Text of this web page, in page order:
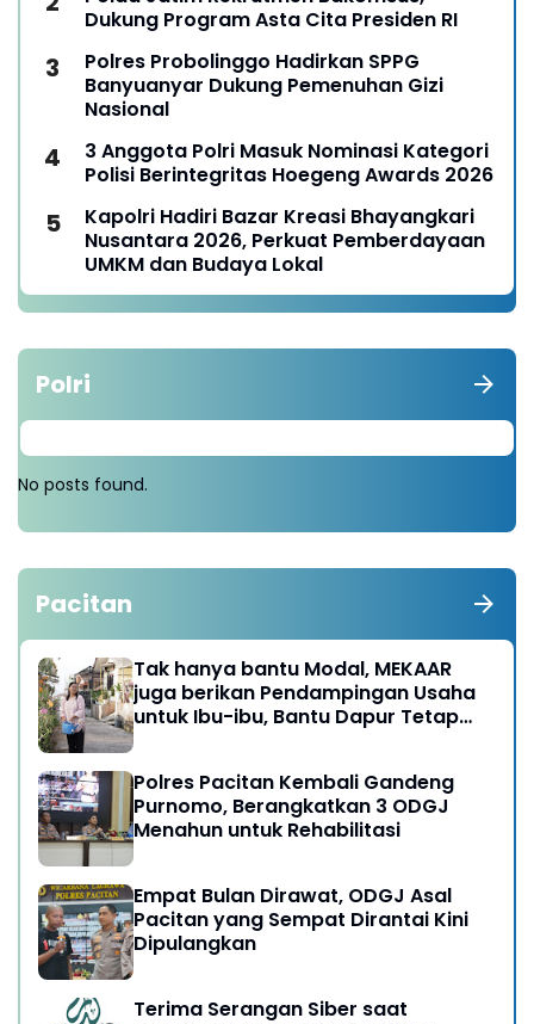
Dukung Program Asta Cita Presiden RI
Polres Probolinggo Hadirkan SPPG
Banyuanyar Dukung Pemenuhan Gizi
Nasional
3 Anggota Polri Masuk Nominasi Kategori
Polisi Berintegritas Hoegeng Awards 2026
Kapolri Hadiri Bazar Kreasi Bhayangkari
Nusantara 2026, Perkuat Pemberdayaan
UMKM dan Budaya Lokal
Polri
No posts found.
Pacitan
Tak hanya bantu Modal, MEKAAR
juga berikan Pendampingan Usaha
untuk Ibu-ibu, Bantu Dapur Tetap
Polres Pacitan Kembali Gandeng
Purnomo, Berangkatkan 3 ODGJ
Menahun untuk Rehabilitasi
Empat Bulan Dirawat, ODGJ Asal
Pacitan yang Sempat Dirantai Kini
Dipulangkan
Terima Serangan Siber saat